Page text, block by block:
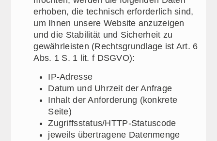
erhoben, die technisch erforderlich sind,
um Ihnen unsere Website anzuzeigen
und die Stabilität und Sicherheit zu
gewährleisten (Rechtsgrundlage ist Art. 6
Abs. 1 S. 1 lit. f DSGVO):
IP-Adresse
Datum und Uhrzeit der Anfrage
Inhalt der Anforderung (konkrete
Seite)
Zugriffsstatus/HTTP-Statuscode
jeweils übertragene Datenmenge